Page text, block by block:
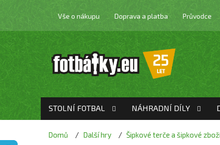
obsah
Vše o nákupu Doprava a platba Průvodce
STOLNÍ FOTBAL NÁHRADNÍ DÍLY
Domů Další hry Šipkové terče a šipkové